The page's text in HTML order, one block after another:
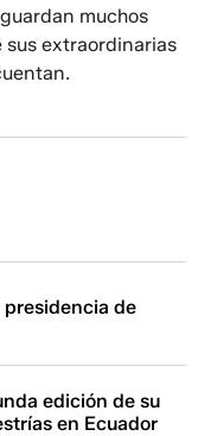
muchos
sus extraordinarias
de
edición de su
en Ecuador